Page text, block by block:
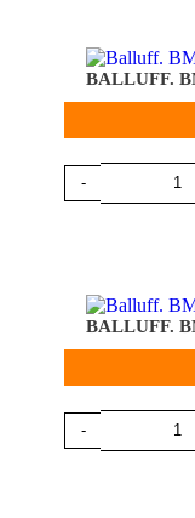
BALLUFF.
-
BALLUFF.
-